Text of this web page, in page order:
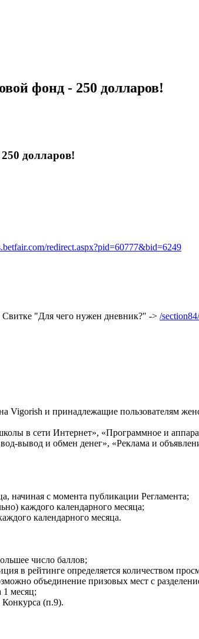
фонд - 250 долларов!
долларов!
redirect.aspx?pid=60777&bid=6249
"Для чего нужен дневник?" -> /
и принадлежащие пользователям
в сети Интернет», «Программное и
вывод и обмен денег», «Реклама и
начиная с момента публикации Регламента;
каждого календарного месяца;
календарного месяца.
число баллов;
в рейтинге определяется количеством
объединение призовых мест с
1 месяц;
(п.9).